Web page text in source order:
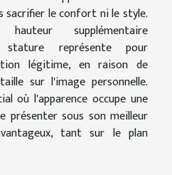
sacrifier le confort ni le style.
supplémentaire
stature représente pour
légitime, en raison de
sur l'image personnelle.
où l'apparence occupe une
présenter sous son meilleur
tant sur le plan